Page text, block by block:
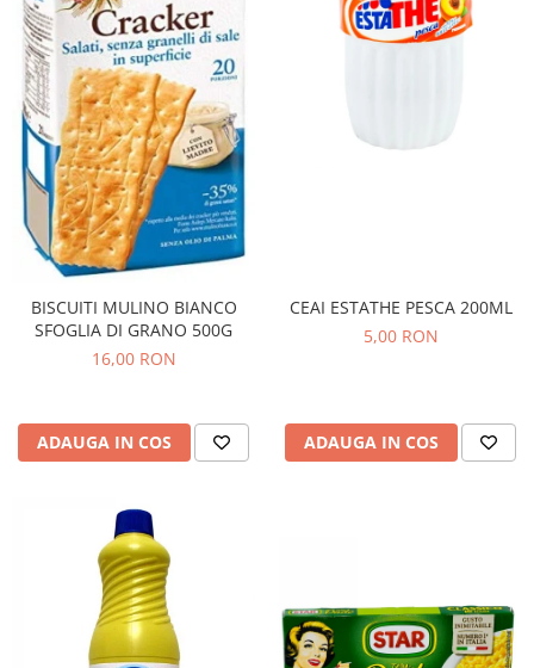
BISCUITI MULINO BIANCO
SFOGLIA DI GRANO 500G
16,00 RON
ADAUGA IN COS
CEAI ESTATHE PESCA 200ML
5,00 RON
ADAUGA IN COS